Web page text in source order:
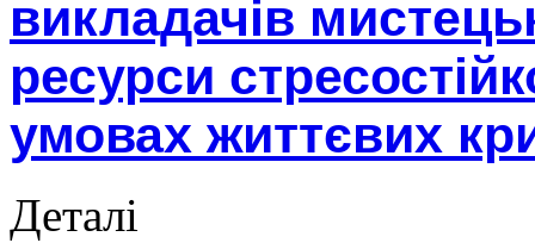
викладачів
ресурси
умовах життєвих
Деталі